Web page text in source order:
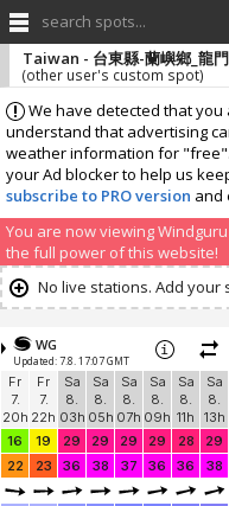
search spots...
We have detected that you
understand that advertising
weather information for
your Ad blocker to help us
subscribe to PRO version and
You are now viewing
the full power of this website!
Taiwan - 台東縣-蘭嶼鄉_龍
(other user's custom spot)
No live stations. Add your
WG
Updated: 7.8. 17:07 GMT
Fr
7.
20h
Fr
7.
22h
Sa
8.
03h
Sa
8.
05h
Sa
8.
07h
Sa
8.
09h
Sa
8.
11h
Sa
8.
13h
16
19 29 29 29 29 28 29
22
23 36 38 37 36 36 38